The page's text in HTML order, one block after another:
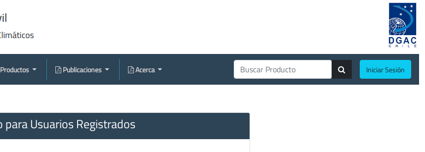
Productos Publicaciones Acerca Iniciar Sesión
Usuarios Registrados